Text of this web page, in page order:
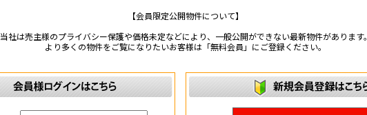
【会員限定公開物件について】
当社は売主様のプライバシー保護や価格未定などにより、一般公開ができない最新物件があります。
より多くの物件をご覧になりたいお客様は「無料会員」にご登録ください。